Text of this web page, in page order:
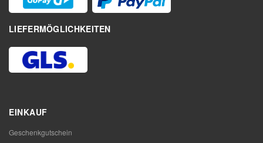
LIEFERMÖGLICHKEITEN
EINKAUF
Geschenkgutschein